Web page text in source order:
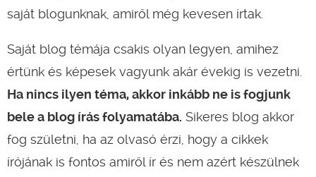
saját blogunknak, amiről még kevesen írtak.
Saját blog témája csakis olyan legyen, amihez
értünk és képesek vagyunk akár évekig is vezetni.
Ha nincs ilyen téma, akkor inkább ne is fogjunk
bele a blog írás folyamatába. Sikeres blog akkor
fog születni, ha az olvasó érzi, hogy a cikkek
írójának is fontos amiről ír és nem azért készülnek